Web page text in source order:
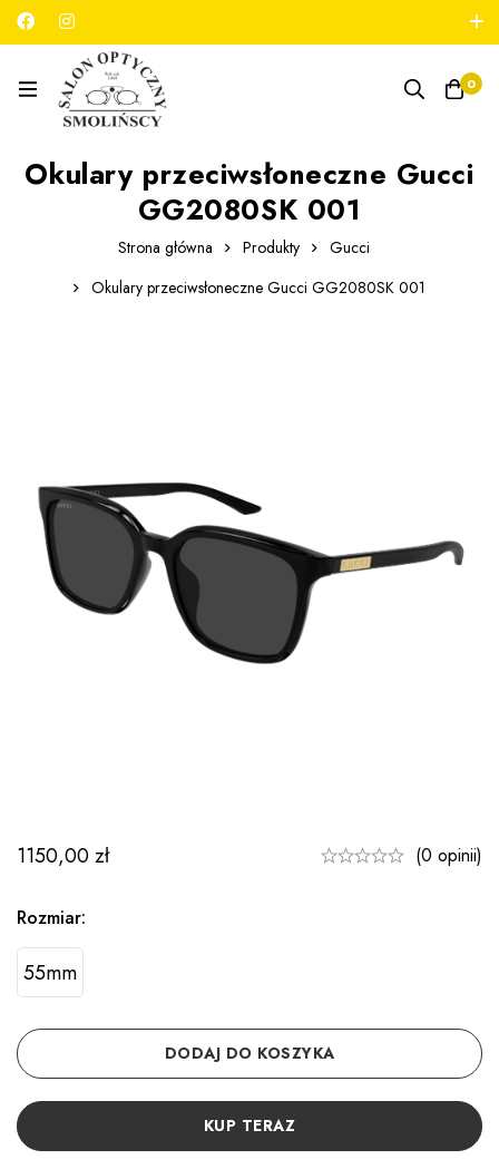
789 180 706
0
Okulary przeciwsłoneczne Gucci
GG2080SK 001
Strona główna Produkty
Gucci
Okulary przeciwsłoneczne Gucci GG2080SK 001
1150,00zł (0 opinii)
Rozmiar:
55mm
DODAJ DO KOSZYKA
KUP TERAZ